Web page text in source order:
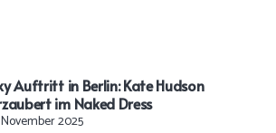
Auftritt in Berlin: Kate Hudson
im Naked Dress
2025